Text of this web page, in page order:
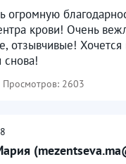
огромную
крови! Очень
отзывчивые! Хочется
снова!
Просмотров: 2603